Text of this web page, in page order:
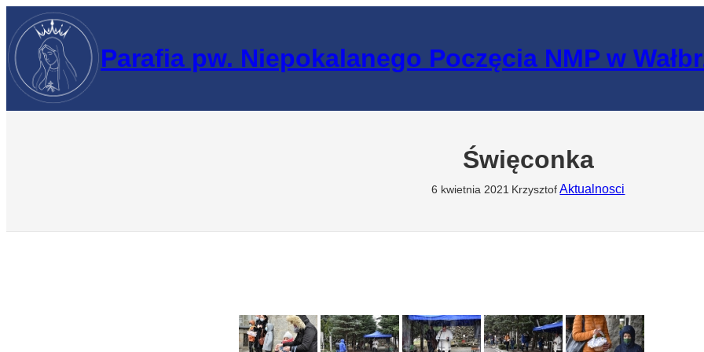
Przejdź
do
treści
Parafia pw. Niepokalanego Poczęcia NMP w
Święconka
6 kwietnia 2021 Krzysztof Aktualnosci